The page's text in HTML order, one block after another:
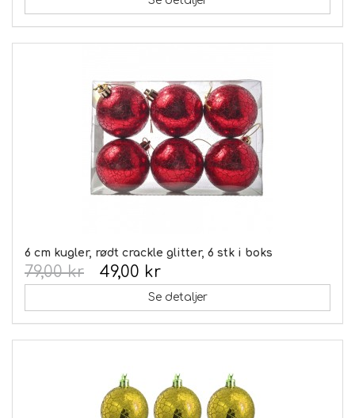
6 cm kugler, rødt crackle glitter, 6 stk i boks
49,00 kr
79,00 kr
Se detaljer